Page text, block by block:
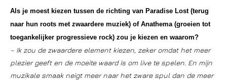
Als je moest kiezen tussen de richting van Paradise Lost (terug
naar hun roots met zwaardere muziek) of Anathema (groeien tot
toegankelijker progressieve rock) zou je kiezen en waarom?
– Ik zou de zwaardere element kiezen, zeker omdat het meer
plezier geeft en de moeite waard is om live te spelen. En mijn
muzikale smaak neigt meer naar het zware spul dan de meer